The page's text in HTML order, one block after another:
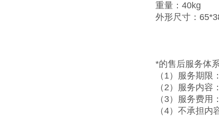
重量：40kg
外形尺寸：
*的售后服务体
（1）服务期
（2）服务内
（3）服务费用
（4）不承担